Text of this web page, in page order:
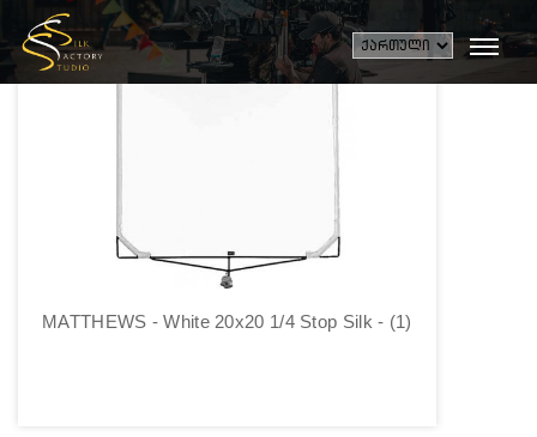
MATTHEWS - White 20x20 1/4 Stop Silk - (1)